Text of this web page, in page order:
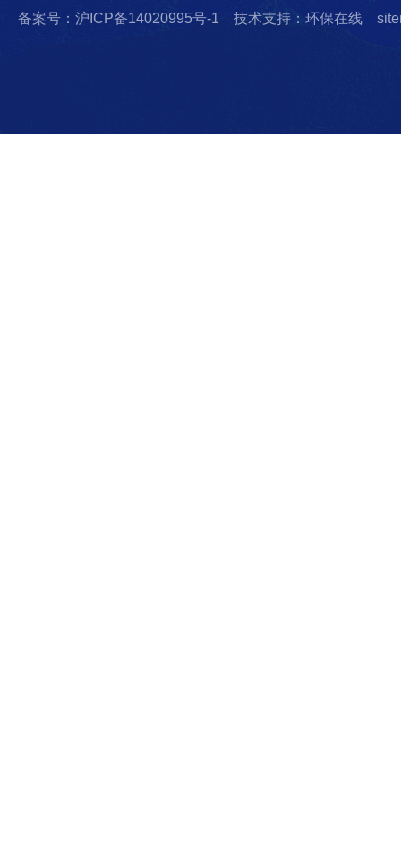
备案号：沪ICP备14020995号-1 技术支持：环保在线